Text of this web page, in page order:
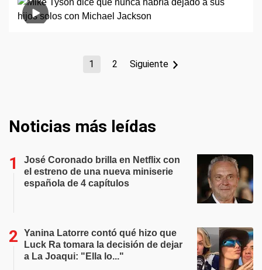
1 2 Siguiente
Noticias más leídas
José Coronado brilla en Netflix con
el estreno de una nueva miniserie
española de 4 capítulos
Yanina Latorre contó qué hizo que
Luck Ra tomara la decisión de dejar
a La Joaqui: "Ella lo..."